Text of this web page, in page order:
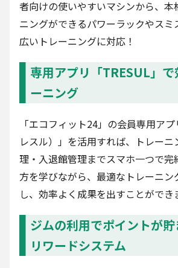
者向けの使いやすいマシンから、本
ニングができるパワーラックやスミ
広いトレーニングに対応！
専用アプリ「TRESUL」
ーニング
「エコフィット24」の会員専用ア
レスル）」を活用すれば、トレー
理・入退館管理までスマホ一つで完
方を学びながら、最適なトレーニ
し、効率よく成果を出すことができ
ジムの利用でポイントが
リワードシステム